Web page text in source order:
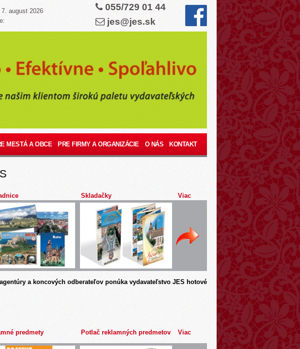
august 2026
055/729 01 44
jes@jes.sk
MESTÁ A OBCE PRE FIRMY A ORGANIZÁCIE O NÁS KONTAKT
Skladačky Viac
a koncových odberateľov ponúka vydavateľstvo JES hotové
predmety Potlač reklamných predmetov Viac